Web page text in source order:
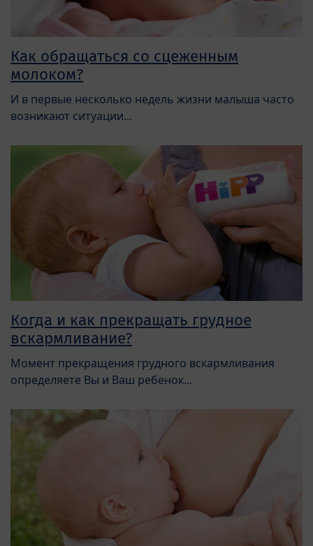
Как обращаться со сцеженным
молоком?
И в первые несколько недель жизни малыша часто
возникают ситуации...
Когда и как прекращать грудное
вскармливание?
Момент прекращения грудного вскармливания
определяете Вы и Ваш ребенок...